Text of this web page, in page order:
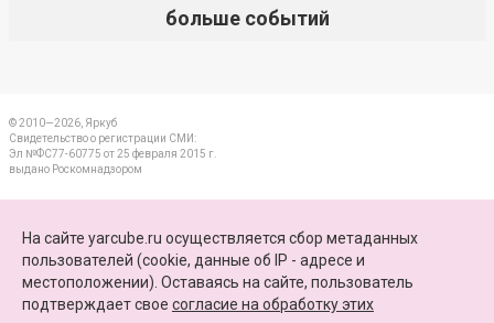
больше событий
© 2010—2026, Яркуб
Свидетельство о регистрации СМИ:
Эл №ФС77-60775 от 25 февраля 2015 г.
выдано Роскомнадзором
ПАРТНЕРЫ
КАРТА САЙТА
На сайте yarcube.ru осуществляется сбор метаданных
пользователей (cookie, данные об IP - адресе и
местоположении). Оставаясь на сайте, пользователь
подтверждает свое согласие на обработку этих